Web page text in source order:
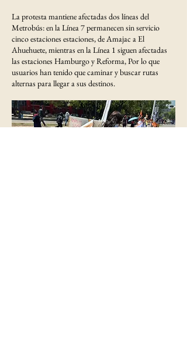
La protesta mantiene afectadas dos líneas del
Metrobús: en la Línea 7 permanecen sin servicio
cinco estaciones estaciones, de Amajac a El
Ahuehuete, mientras en la Línea 1 siguen afectadas
las estaciones Hamburgo y Reforma, Por lo que
usuarios han tenido que caminar y buscar rutas
alternas para llegar a sus destinos.